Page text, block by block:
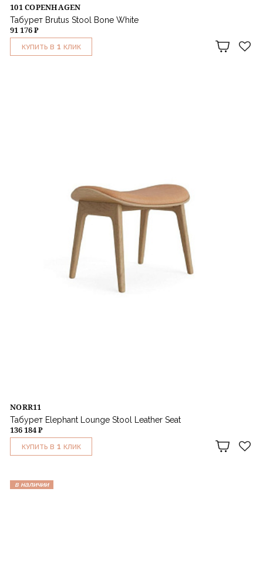
101 COPENHAGEN
Табурет Brutus Stool Bone White
91 176 ₽
КУПИТЬ В 1 КЛИК
NORR11
Табурет Elephant Lounge Stool Leather Seat
136 184 ₽
КУПИТЬ В 1 КЛИК
в наличии